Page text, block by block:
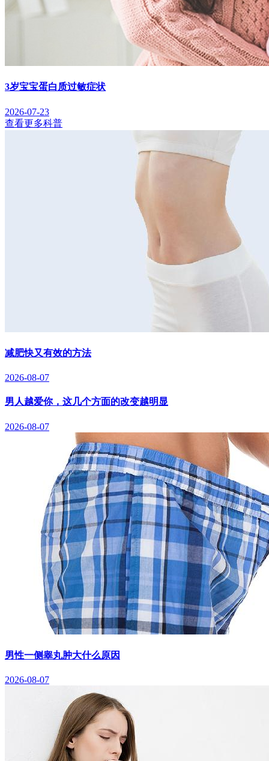
3岁宝宝蛋白质过敏症状
2026-07-23
查看更多科普
减肥快又有效的方法
2026-08-07
男人越爱你，这几个方面的改变越明显
2026-08-07
男性一侧睾丸肿大什么原因
2026-08-07